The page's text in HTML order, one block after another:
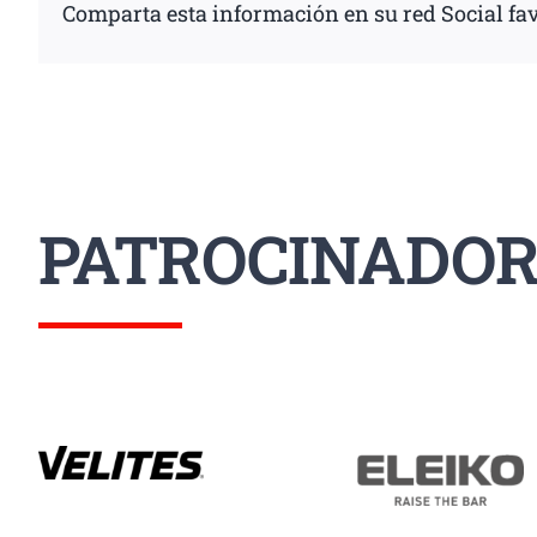
Comparta esta información en su red Social